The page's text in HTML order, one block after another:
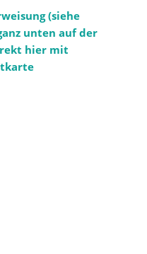
(siehe
unten auf der
hier mit